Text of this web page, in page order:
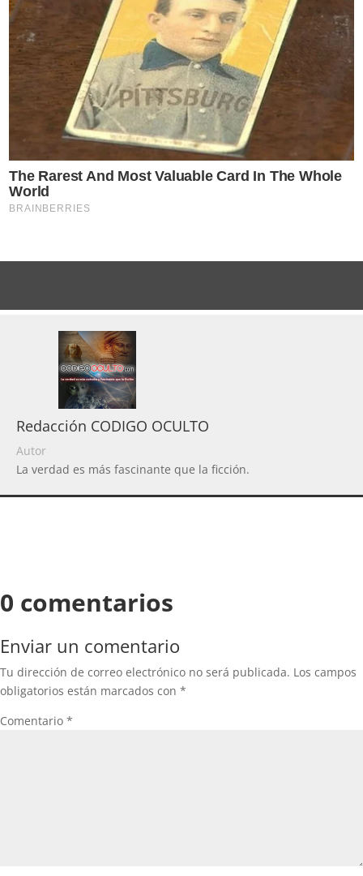
Redacción CODIGO OCULTO
Autor
La verdad es más fascinante que la ficción.
0 comentarios
Enviar un comentario
Tu dirección de correo electrónico no será publicada. Los campos
obligatorios están marcados con *
Comentario *